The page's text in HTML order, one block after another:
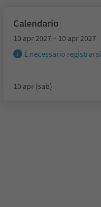
Calendario
10 apr 2027 – 10 apr 2027
È necessario registrarsi
10 apr (sab)